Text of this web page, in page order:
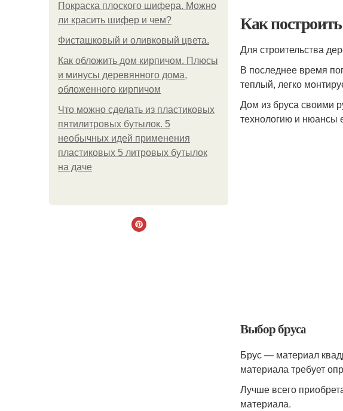
Покраска плоского шифера. Можно
ли красить шифер и чем?
Фисташковый и оливковый цвета.
Как обложить дом кирпичом. Плюсы
и минусы деревянного дома,
обложенного кирпичом
Что можно сделать из пластиковых
пятилитровых бутылок. 5
необычных идей применения
пластиковых 5 литровых бутылок
на даче
Как
Для строительства
В последнее время
теплый, легко
Дом из бруса своими
технологию и нюансы
Выбор бруса
Брус — материал
материала требует
Лучше всего
материала.